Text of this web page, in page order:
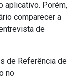
aplicativo. Porém,
comparecer a
de
de Referência de
no